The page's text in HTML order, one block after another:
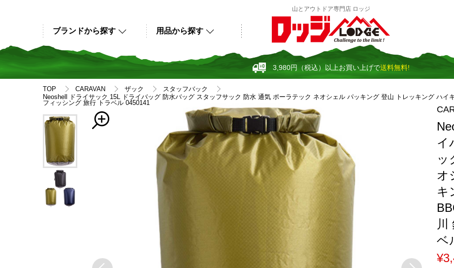
山とアウトドア専門店 ロッジ
3,980円（税込）以上お買い上げで送料無料!
用品から探す
ブランドから探す
TOP CARAVAN ザック
スタッフバック
Neoshell ドライサック 15L ドライバッグ 防水バッグ スタッフサック 防水 通気 ポーラテック ネオシェル パッキング 登山 トレッキング ハイ
フィッシング 旅行 トラベル 0450141
イ
ッ
オ
キ
川
ベ